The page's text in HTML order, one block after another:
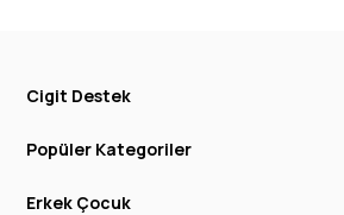
Cigit Destek
Popüler Kategoriler
Erkek Çocuk